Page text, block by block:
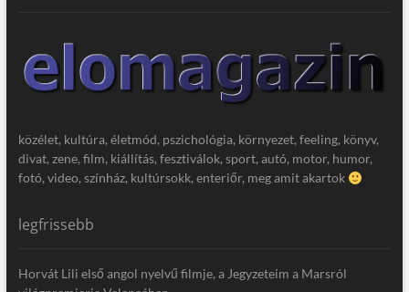
közélet, kultúra, életmód, pszichológia, környezet, feeling, könyv,
divat, zene, film, kiállítás, fesztiválok, sport, autó, motor, humor,
fotó, video, színház, kultúrsokk, enteriőr, meg amit akartok
legfrissebb
Horvát Lili első angol nyelvű filmje, a Jegyzeteim a Marsról